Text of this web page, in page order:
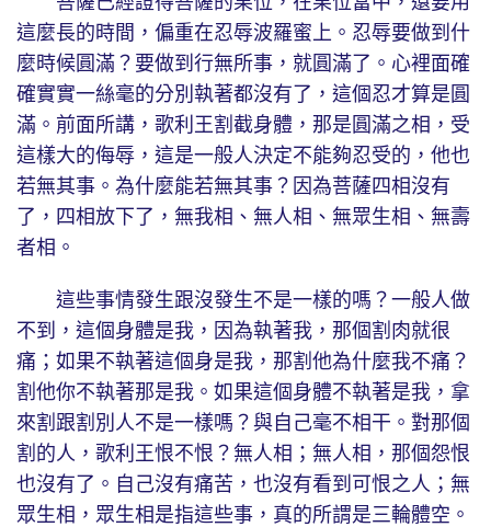
這麼長的時間，偏重在忍辱波羅蜜上。忍辱要做到什
麼時候圓滿？要做到行無所事，就圓滿了。心裡面確
確實實一絲毫的分別執著都沒有了，這個忍才算是圓
滿。前面所講，歌利王割截身體，那是圓滿之相，受
這樣大的侮辱，這是一般人決定不能夠忍受的，他也
若無其事。為什麼能若無其事？因為菩薩四相沒有
了，四相放下了，無我相、無人相、無眾生相、無壽
者相。
這些事情發生跟沒發生不是一樣的嗎？一般人做
不到，這個身體是我，因為執著我，那個割肉就很
痛；如果不執著這個身是我，那割他為什麼我不痛？
割他你不執著那是我。如果這個身體不執著是我，拿
來割跟割別人不是一樣嗎？與自己毫不相干。對那個
割的人，歌利王恨不恨？無人相；無人相，那個怨恨
也沒有了。自己沒有痛苦，也沒有看到可恨之人；無
眾生相，眾生相是指這些事，真的所謂是三輪體空。